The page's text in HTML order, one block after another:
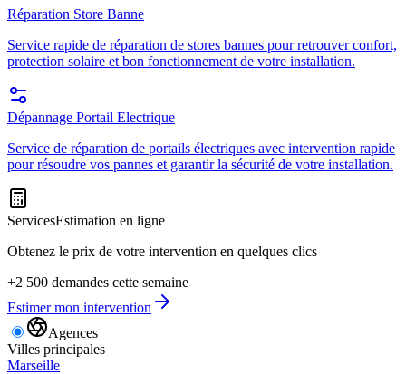
Réparation Store Banne
Service rapide de réparation de stores bannes pour retrouver confort,
protection solaire et bon fonctionnement de votre installation.
Dépannage Portail Electrique
Service de réparation de portails électriques avec intervention rapide
pour résoudre vos pannes et garantir la sécurité de votre installation.
ServicesEstimation en ligne
Obtenez le prix de votre intervention en quelques clics
+2 500 demandes cette semaine
Estimer mon intervention
Agences
Villes principales
Marseille